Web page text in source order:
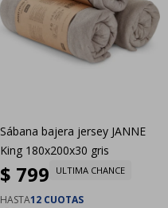
Sábana bajera jersey JANNE
King 180x200x30 gris
$ 799 ULTIMA CHANCE
HASTA12 CUOTAS